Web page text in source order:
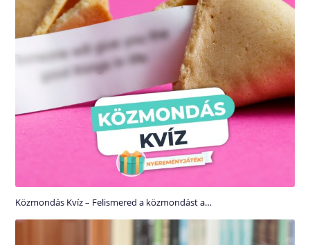
Közmondás Kvíz – Felismered a közmondást a…